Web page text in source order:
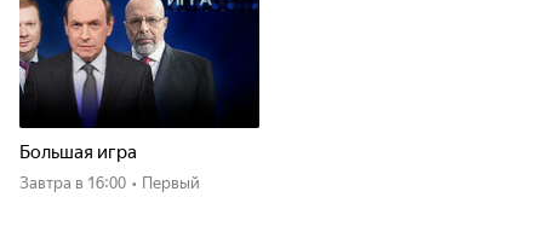
Большая игра
Завтра в 16:00 • Первый